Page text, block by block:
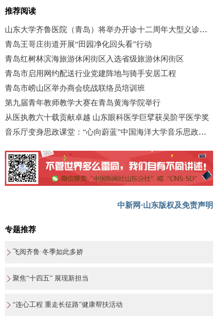
推荐阅读
山东大学齐鲁医院（青岛）将举办开诊十二周年大型义诊活动
青岛王哥庄街道开展“田园净化回头看”行动
青岛红树林滨海旅游休闲街区入选省级旅游休闲街区
青岛市启用网约配送行业党建阵地与骑手安居工程
青岛市崂山区举办商会统战联络员培训班
第九届青年教师教学大赛在青岛黄海学院举行
从医执教六十载贡献卓越 山东眼科医学巨擘获吴阶平医学奖
音乐厅变身思政课堂：“心向蔚蓝”中国海洋大学音乐思政课举办
中新网·山东版权及免责声明
专题推荐
飞阅齐鲁·冬季如此多娇
聚焦“十四五” 展现新担当
“连心工程 重走长征路”健康帮扶活动